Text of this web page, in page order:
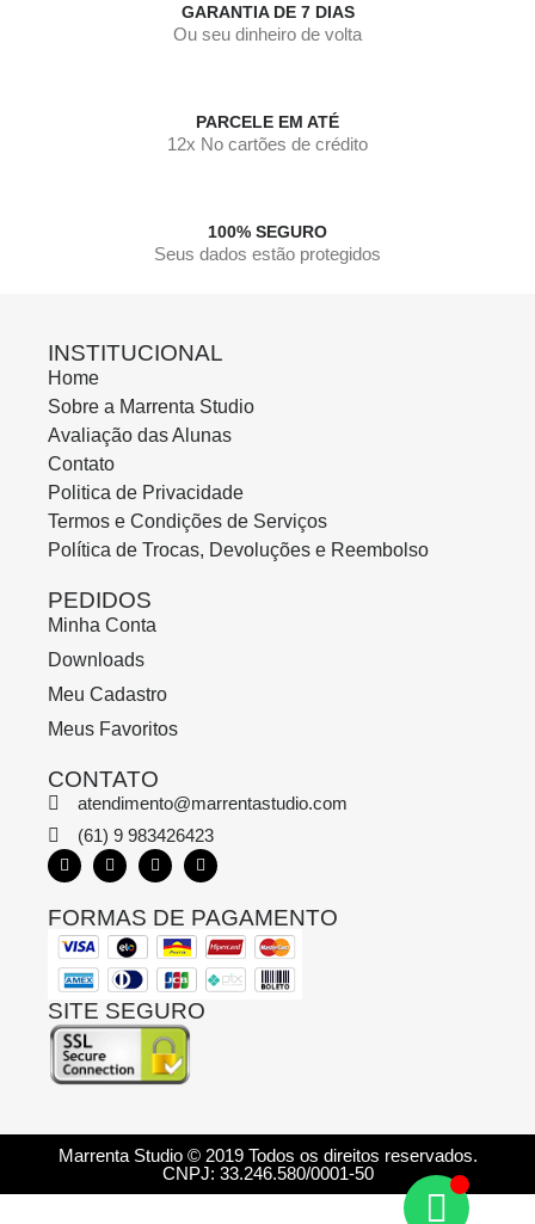
GARANTIA DE 7 DIAS
Ou seu dinheiro de volta
PARCELE EM ATÉ
12x No cartões de crédito
100% SEGURO
Seus dados estão protegidos
INSTITUCIONAL
Home
Sobre a Marrenta Studio
Avaliação das Alunas
Contato
Politica de Privacidade
Termos e Condições de Serviços
Política de Trocas, Devoluções e Reembolso
PEDIDOS
Minha Conta
Downloads
Meu Cadastro
Meus Favoritos
CONTATO
atendimento@marrentastudio.com
(61) 9 983426423
FORMAS DE PAGAMENTO
SITE SEGURO
Marrenta Studio © 2019 Todos os direitos reservados.
CNPJ: 33.246.580/0001-50